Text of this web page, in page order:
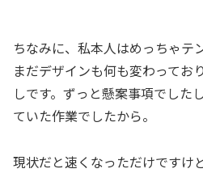
ちなみに、私本人はめっちゃテ
まだデザインも何も変わってお
しです。ずっと懸案事項でした
ていた作業でしたから。
現状だと速くなっただけですけ